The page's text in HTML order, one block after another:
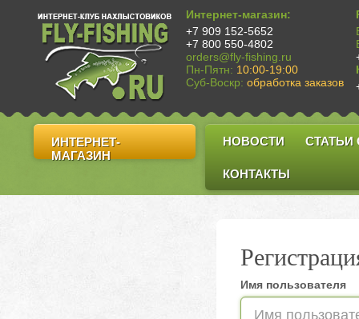
Интернет-магазин:
+7 909 152-5652
+7 800 550-4802
orders@fly-fishing.ru
Пн-Пятн: 10:00-19:00
Суб-Воскр: обработка заказов
ИНТЕРНЕТ-
МАГАЗИН
НОВОСТИ СТАТЬИ
КОНТАКТЫ
Имя пользователя